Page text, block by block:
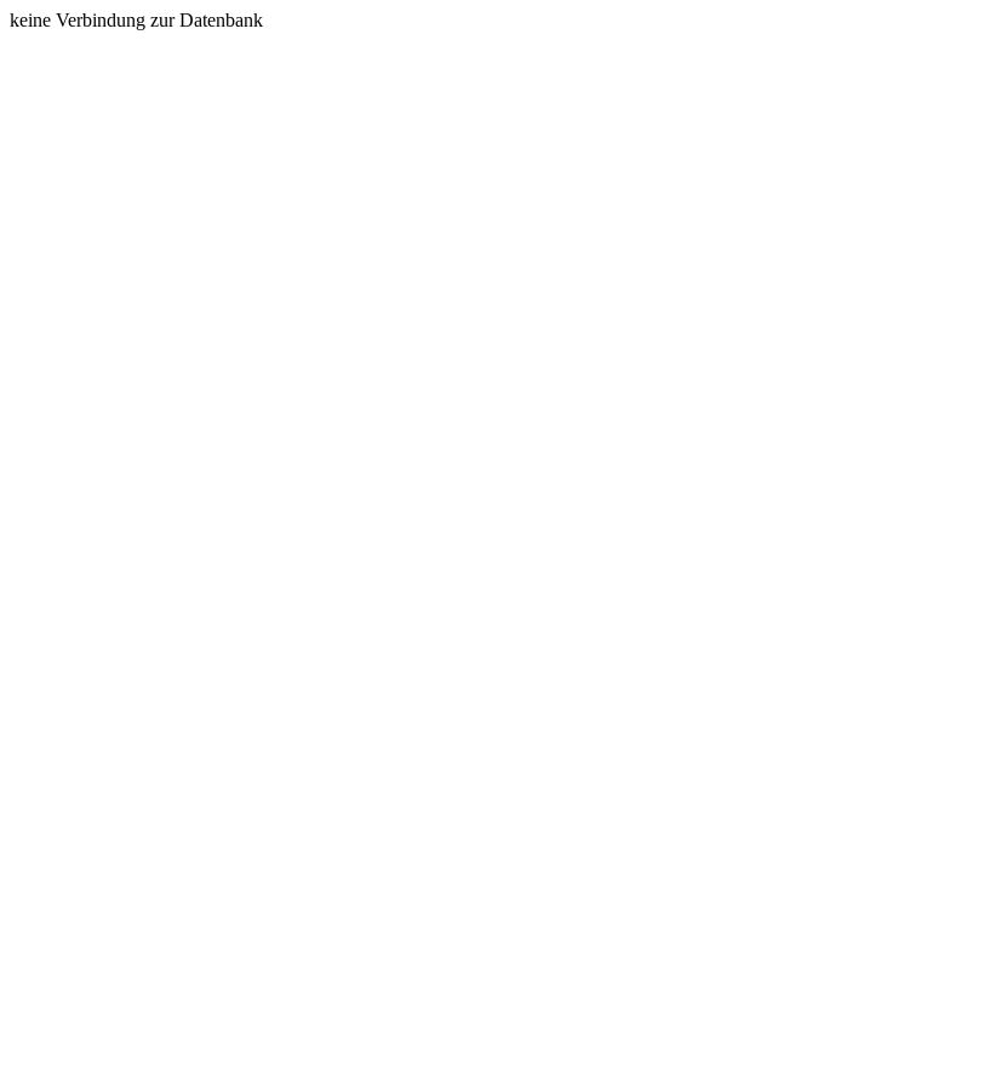
keine Verbindung zur Datenbank